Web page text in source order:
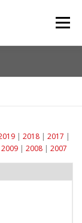
Menü
| 2018| 2017 |
2009| 2008| 2007